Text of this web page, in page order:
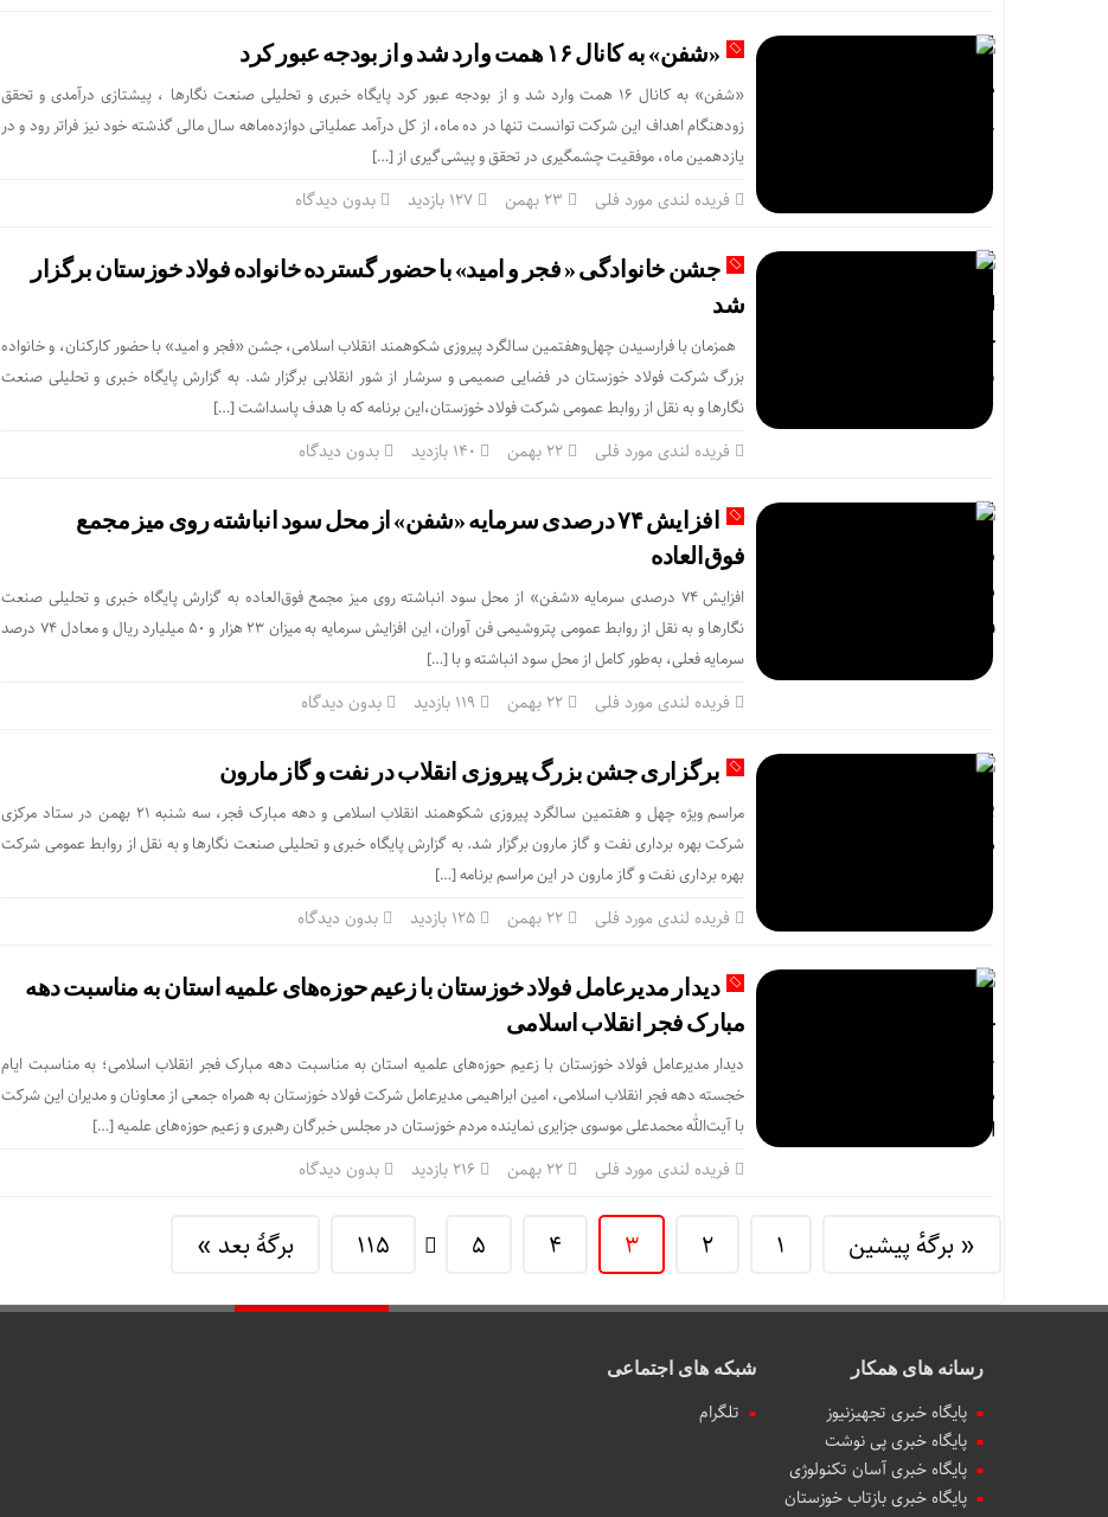
«شفن» به کانال ۱۶ همت وارد شد و از بودجه عبور کرد
«شفن» به کانال ۱۶ همت وارد شد و از بودجه عبور کرد پایگاه خبری و تحلیلی صنعت نگارها ، پیشتازی درآمدی و تحقق
زودهنگام اهداف این شرکت توانست تنها در ده ماه، از کل درآمد عملیاتی دوازده‌ماهه سال مالی گذشته خود نیز فراتر رود و در
یازدهمین ماه، موفقیت چشمگیری در تحقق و پیشی‌گیری از […]
فریده لندی مورد فلی بدون دیدگاه
جشن خانوادگی « فجر و امید» با حضور گسترده خانواده فولاد خوزستان برگزار
شد
همزمان با فرارسیدن چهل‌وهفتمین سالگرد پیروزی شکوهمند انقلاب اسلامی، جشن «فجر و امید» با حضور کارکنان، و خانواده
بزرگ شرکت فولاد خوزستان در فضایی صمیمی و سرشار از شور انقلابی برگزار شد. به گزارش پایگاه خبری و تحلیلی صنعت
نگارها و به نقل از روابط عمومی شرکت فولاد خوزستان،این برنامه که با هدف پاسداشت […]
فریده لندی مورد فلی بدون دیدگاه
افزایش ۷۴ درصدی سرمایه «شفن» از محل سود انباشته روی میز مجمع
فوق‌العاده
افزایش ۷۴ درصدی سرمایه «شفن» از محل سود انباشته روی میز مجمع فوق‌العاده به گزارش پایگاه خبری و تحلیلی صنعت
نگارها و به نقل از روابط عمومی پتروشیمی فن آوران، این افزایش سرمایه به میزان ۲۳ هزار و ۵۰ میلیارد ریال و معادل ۷۴ درصد
سرمایه فعلی، به‌طور کامل از محل سود انباشته و با […]
فریده لندی مورد فلی بدون دیدگاه
برگزاری جشن بزرگ پیروزی انقلاب در نفت و گاز مارون
مراسم ویژه چهل و هفتمین سالگرد پیروزی شکوهمند انقلاب اسلامی و دهه مبارک فجر، سه شنبه ۲۱ بهمن در ستاد مرکزی
شرکت بهره برداری نفت و گاز مارون برگزار شد. به گزارش پایگاه خبری و تحلیلی صنعت نگارها و به نقل از روابط عمومی شرکت
بهره برداری نفت و گاز مارون در این مراسم برنامه […]
فریده لندی مورد فلی بدون دیدگاه
دیدار مدیرعامل فولاد خوزستان با زعیم حوزه‌های علمیه استان به مناسبت دهه
مبارک فجر انقلاب اسلامی
دیدار مدیرعامل فولاد خوزستان با زعیم حوزه‌های علمیه استان به مناسبت دهه مبارک فجر انقلاب اسلامی؛ به مناسبت ایام
خجسته دهه فجر انقلاب اسلامی، امین ابراهیمی مدیرعامل شرکت فولاد خوزستان به همراه جمعی از معاونان و مدیران این شرکت
با آیت‌الله محمدعلی موسوی جزایری نماینده مردم خوزستان در مجلس خبرگان رهبری و زعیم حوزه‌های علمیه […]
فریده لندی مورد فلی بدون دیدگاه
« برگه‌ٔ پیشین 1
2
3
4
5
115 برگهٔ بعد »
رسانه های همکار
پایگاه خبری تجهیزنیوز
پایگاه خبری پی نوشت
پایگاه خبری آسان تکنولوژی
پایگاه خبری بازتاب خوزستان
شبکه های اجتماعی
تلگرام